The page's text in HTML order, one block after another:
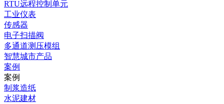
RTU远程控制单元
工业仪表
传感器
电子扫描阀
多通道测压模组
智慧城市产品
案例
案例
制浆造纸
水泥建材